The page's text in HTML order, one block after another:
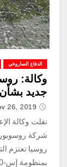
الدفاع الصاروخي
وكالة:
جديد بشأن
26, 2019
نقلت وكالة
شركة
روسيا تعتزم
بمنظومة إس-400 الصاروخية في النصف الأول…